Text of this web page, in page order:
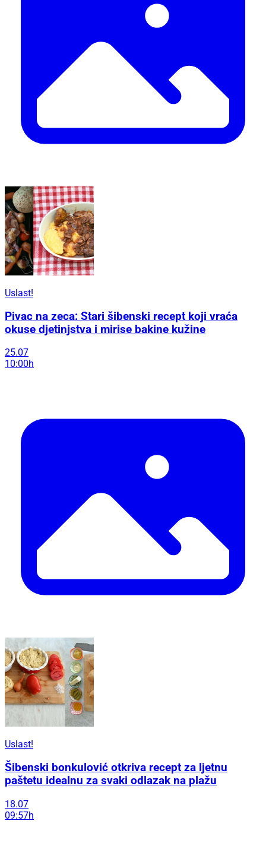
Uslast!
Pivac na zeca: Stari šibenski recept koji vraća
okuse djetinjstva i mirise bakine kužine
25.07
10:00h
Uslast!
Šibenski bonkulović otkriva recept za ljetnu
paštetu idealnu za svaki odlazak na plažu
18.07
09:57h